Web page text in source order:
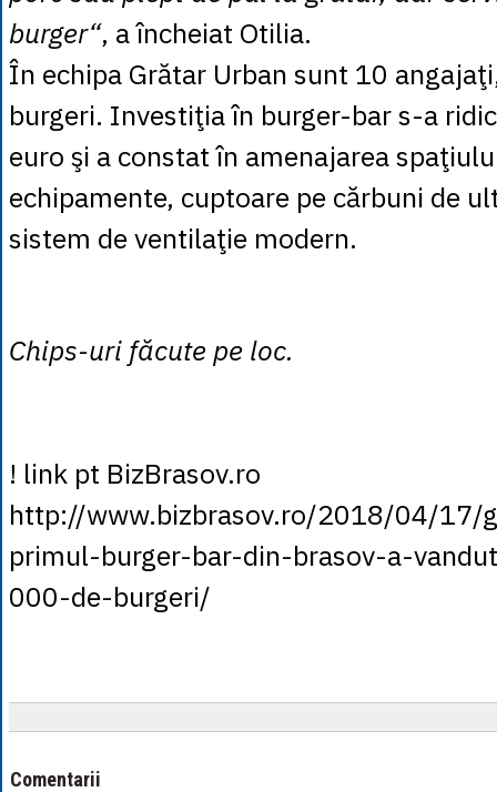
burger“, a încheiat Otilia.
În echipa Grătar Urban sunt 10
burgeri. Investiţia în burger-bar s-a
euro şi a constat în amenajarea
echipamente, cuptoare pe cărbuni de
sistem de ventilaţie modern.
Chips-uri făcute pe loc.
! link pt BizBrasov.ro
http://www.bizbrasov.ro/2018/04/17/
primul-burger-bar-din-brasov-a-
000-de-burgeri/
Comentarii